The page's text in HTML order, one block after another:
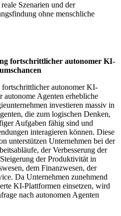
Szenarien und der
ohne menschliche
fortschrittlicher autonomer KI-
autonomer KI-
Agenten erhebliche
investieren massiv in
die zum logischen Denken,
Aufgaben fähig sind und
interagieren können. Diese
unterstützen Unternehmen bei der
der Verbesserung der
der Produktivität in
dem Finanzwesen, der
Da Unternehmen zunehmend
KI-Plattformen einsetzen, wird
nach autonomen Agenten